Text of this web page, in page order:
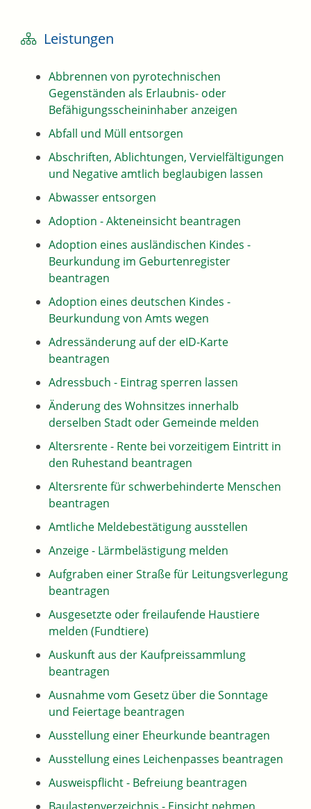
Leistungen
Abbrennen von pyrotechnischen
Gegenständen als Erlaubnis- oder
Befähigungsscheininhaber anzeigen
Abfall und Müll entsorgen
Abschriften, Ablichtungen, Vervielfältigungen
und Negative amtlich beglaubigen lassen
Abwasser entsorgen
Adoption - Akteneinsicht beantragen
Adoption eines ausländischen Kindes -
Beurkundung im Geburtenregister
beantragen
Adoption eines deutschen Kindes -
Beurkundung von Amts wegen
Adressänderung auf der eID-Karte
beantragen
Adressbuch - Eintrag sperren lassen
Änderung des Wohnsitzes innerhalb
derselben Stadt oder Gemeinde melden
Altersrente - Rente bei vorzeitigem Eintritt in
den Ruhestand beantragen
Altersrente für schwerbehinderte Menschen
beantragen
Amtliche Meldebestätigung ausstellen
Anzeige - Lärmbelästigung melden
Aufgraben einer Straße für Leitungsverlegung
beantragen
Ausgesetzte oder freilaufende Haustiere
melden (Fundtiere)
Auskunft aus der Kaufpreissammlung
beantragen
Ausnahme vom Gesetz über die Sonntage
und Feiertage beantragen
Ausstellung einer Eheurkunde beantragen
Ausstellung eines Leichenpasses beantragen
Ausweispflicht - Befreiung beantragen